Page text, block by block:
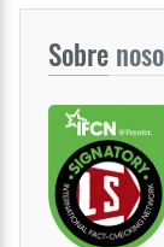
Sobre